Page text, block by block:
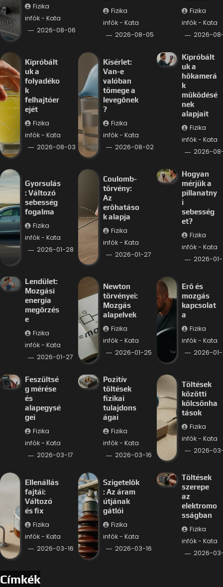
Fizika
infók - Kata
2026-08-06
Fizika
infók - Kata
2026-08-05
Fizika
infók - Kata
2026-
Kipróbált
uk a
folyadéko
k
felhajtóer
ejét
Fizika
infók - Kata
2026-08-03
Kísérlet:
Van-e
valóban
tömege a
levegőnek
?
Fizika
infók - Kata
2026-08-02
Kipróbált
uk a
hőkamerá
k
működésé
nek
alapjait
Fizika
infók - Kata
2026-
Gyorsulás
: Változó
sebesség
fogalma
Fizika
infók - Kata
2026-01-28
Coulomb-
törvény:
Az
erőhatáso
k alapja
Fizika
infók - Kata
2026-01-27
Hogyan
mérjük a
pillanatny
i
sebesség
et?
Fizika
infók - Kata
2026-
Lendület:
Mozgási
energia
megőrzés
e
Fizika
infók - Kata
2026-01-27
Newton
törvényei:
Mozgás
alapelvek
Fizika
infók - Kata
2026-01-25
Erő és
mozgás
kapcsolat
a
Fizika
infók - Kata
2026-
Feszültsé
g mérése
és
alapegysé
gei
Fizika
infók - Kata
2026-03-17
Pozitív
töltések
fizikai
tulajdons
ágai
Fizika
infók - Kata
2026-03-16
Töltések
közötti
kölcsönha
tások
Fizika
infók - Kata
2026-
Ellenállás
fajtái:
Változó
és fix
Fizika
infók - Kata
2026-03-16
Szigetelők
: Az áram
útjának
gátlói
Fizika
infók - Kata
2026-03-16
Töltések
szerepe
az
elektromo
sságban
Fizika
infók - Kata
2026-
Címkék